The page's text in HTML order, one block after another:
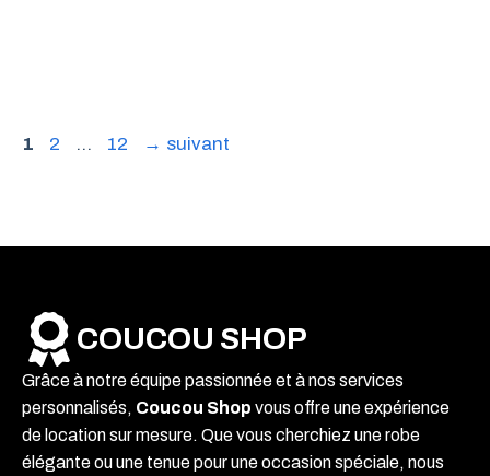
Page
1 Page
2 … Page
12 → suivant
COUCOU SHOP
Grâce à notre équipe passionnée et à nos services
personnalisés, Coucou Shop vous offre une expérience
de location sur mesure. Que vous cherchiez une robe
élégante ou une tenue pour une occasion spéciale, nous